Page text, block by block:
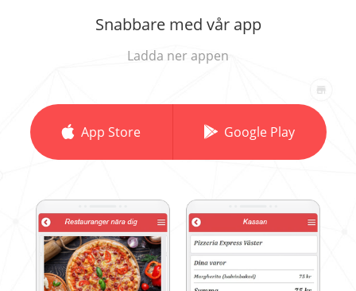
Snabbare med vår app
Ladda ner appen
App Store Google Play